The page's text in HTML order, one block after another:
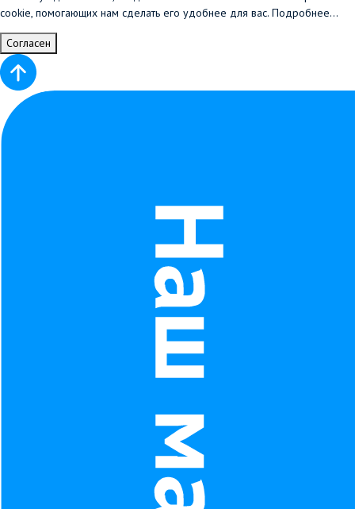
cookie, помогающих нам сделать его удобнее для вас. Подробнее...
Согласен